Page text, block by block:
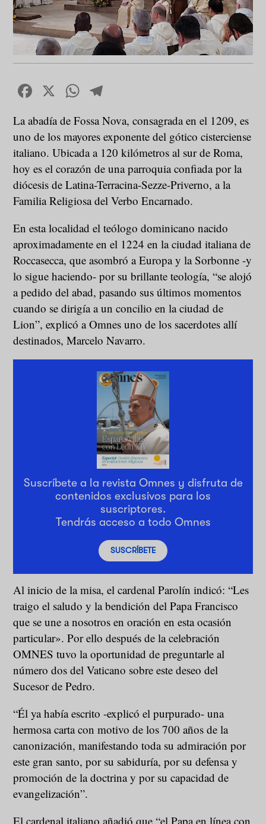
Facebook
X WhatsApp
La abadía de Fossa Nova, consagrada en el 1209, es
uno de los mayores exponente del gótico cisterciense
italiano. Ubicada a 120 kilómetros al sur de Roma,
hoy es el corazón de una parroquia confiada por la
diócesis de Latina-Terracina-Sezze-Priverno, a la
Familia Religiosa del Verbo Encarnado.
En esta localidad el teólogo dominicano nacido
aproximadamente en el 1224 en la ciudad italiana de
Roccasecca, que asombró a Europa y la Sorbonne -y
lo sigue haciendo- por su brillante teología, “se alojó
a pedido del abad, pasando sus últimos momentos
cuando se dirigía a un concilio en la ciudad de
Lion”, explicó a Omnes uno de los sacerdotes allí
destinados, Marcelo Navarro.
Suscríbete a la revista Omnes y disfruta de
contenidos exclusivos para los
suscriptores.
Tendrás acceso a todo Omnes
SUSCRÍBETE
Al inicio de la misa, el cardenal Parolín indicó: “Les
traigo el saludo y la bendición del Papa Francisco
que se une a nosotros en oración en esta ocasión
particular». Por ello después de la celebración
OMNES tuvo la oportunidad de preguntarle al
número dos del Vaticano sobre este deseo del
Sucesor de Pedro.
“Él ya había escrito -explicó el purpurado- una
hermosa carta con motivo de los 700 años de la
canonización, manifestando toda su admiración por
este gran santo, por su sabiduría, por su defensa y
promoción de la doctrina y por su capacidad de
evangelización”.
El cardenal italiano añadió que “el Papa en línea con